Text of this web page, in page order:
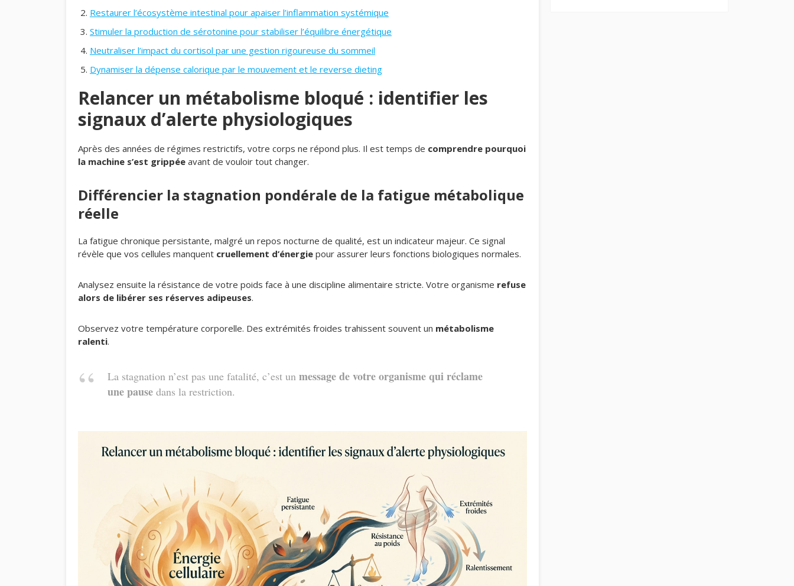
Restaurer l’écosystème intestinal pour apaiser l’inflammation systémique
Stimuler la production de sérotonine pour stabiliser l’équilibre énergétique
Neutraliser l’impact du cortisol par une gestion rigoureuse du sommeil
Dynamiser la dépense calorique par le mouvement et le reverse dieting
Relancer un métabolisme bloqué : identifier les
signaux d’alerte physiologiques
Après des années de régimes restrictifs, votre corps ne répond plus. Il est temps de comprendre pourquoi
la machine s’est grippée avant de vouloir tout changer.
Différencier la stagnation pondérale de la fatigue métabolique
réelle
La fatigue chronique persistante, malgré un repos nocturne de qualité, est un indicateur majeur. Ce signal
révèle que vos cellules manquent cruellement d’énergie pour assurer leurs fonctions biologiques normales.
Analysez ensuite la résistance de votre poids face à une discipline alimentaire stricte. Votre organisme refuse
alors de libérer ses réserves adipeuses.
Observez votre température corporelle. Des extrémités froides trahissent souvent un métabolisme
ralenti.
La stagnation n’est pas une fatalité, c’est un message de votre organisme qui réclame
une pause dans la restriction.